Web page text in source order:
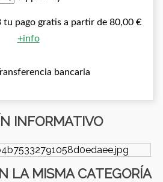
tu pago gratis a partir de 80,00 €
+info
bancaria
INFORMATIVO
LA MISMA CATEGORÍA